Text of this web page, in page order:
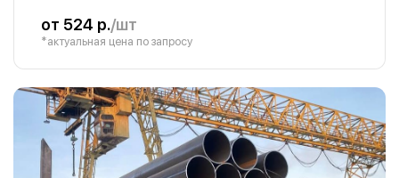
от 524 р./шт
*актуальная цена по запросу